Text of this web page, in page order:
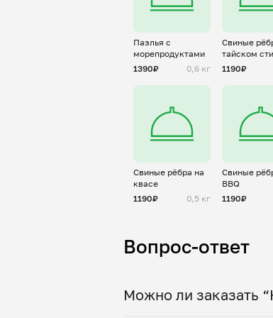
Паэлья с
морепродуктами
1390₽
0,6 кг
Свиные
тайском
1190₽
Свиные рёбра на
квасе
1190₽
0,5 кг
Свиные
BBQ
1190₽
Вопрос-ответ
Можно ли заказать